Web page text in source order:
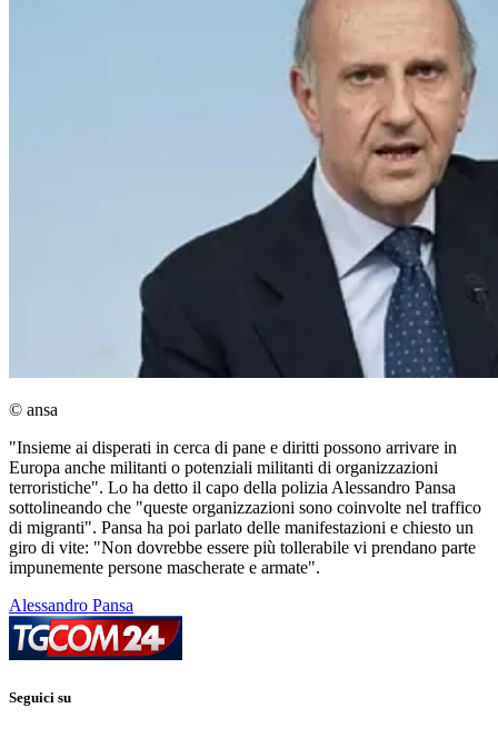
© ansa
"Insieme ai disperati in cerca di pane e diritti possono arrivare in
Europa anche militanti o potenziali militanti di organizzazioni
terroristiche". Lo ha detto il capo della polizia Alessandro Pansa
sottolineando che "queste organizzazioni sono coinvolte nel traffico
di migranti". Pansa ha poi parlato delle manifestazioni e chiesto un
giro di vite: "Non dovrebbe essere più tollerabile vi prendano parte
impunemente persone mascherate e armate".
Alessandro Pansa
Seguici su